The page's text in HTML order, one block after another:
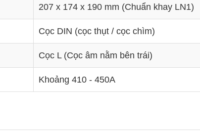
207 x 174 x 190 mm (Chuẩn khay LN1)
Cọc DIN (cọc thụt / cọc chìm)
Cọc L (Cọc âm nằm bên trái)
Khoảng 410 - 450A